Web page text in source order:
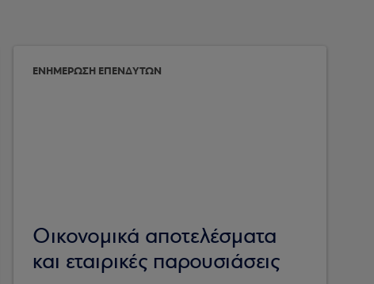
ΕΝΗΜΕΡΩΣΗ ΕΠΕΝΔΥΤΩΝ
Οικονομικά αποτελέσματα
και εταιρικές παρουσιάσεις